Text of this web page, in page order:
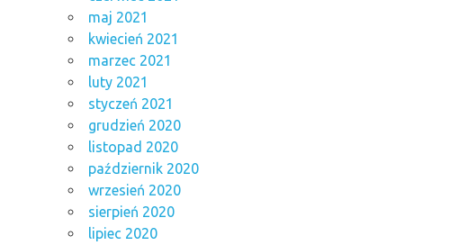
maj 2021
kwiecień 2021
marzec 2021
luty 2021
styczeń 2021
grudzień 2020
listopad 2020
październik 2020
wrzesień 2020
sierpień 2020
lipiec 2020